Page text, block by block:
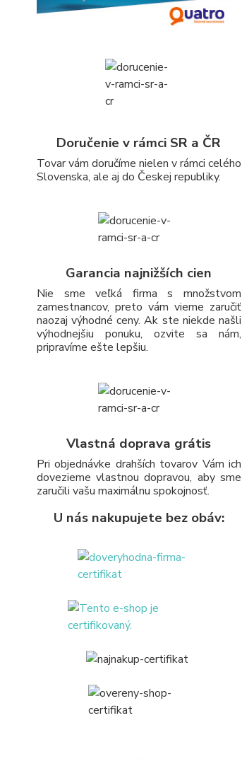
Doručenie v rámci SR a ČR
Tovar vám doručíme nielen v rámci celého
Slovenska, ale aj do Českej republiky.
Garancia najnižších cien
Nie sme veľká firma s množstvom
zamestnancov, preto vám vieme zaručiť
naozaj výhodné ceny. Ak ste niekde našli
výhodnejšiu ponuku, ozvite sa nám,
pripravíme ešte lepšiu.
Vlastná doprava grátis
Pri objednávke drahších tovarov Vám ich
dovezieme vlastnou dopravou, aby sme
zaručili vašu maximálnu spokojnosť.
U nás nakupujete bez obáv: